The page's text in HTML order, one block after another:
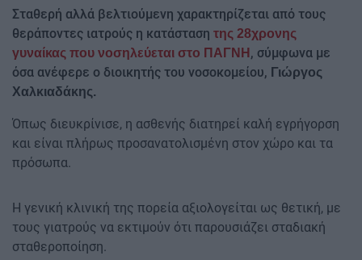
Σταθερή αλλά βελτιούμενη χαρακτηρίζεται από τους
θεράποντες ιατρούς η κατάσταση της 28χρονης
γυναίκας που νοσηλεύεται στο ΠΑΓΝΗ , σύμφωνα με
όσα ανέφερε ο διοικητής του νοσοκομείου, Γιώργος
Χαλκιαδάκης.
Όπως διευκρίνισε, η ασθενής διατηρεί καλή εγρήγορση
και είναι πλήρως προσανατολισμένη στον χώρο και τα
πρόσωπα.
Η γενική κλινική της πορεία αξιολογείται ως θετική, με
τους γιατρούς να εκτιμούν ότι παρουσιάζει σταδιακή
σταθεροποίηση.